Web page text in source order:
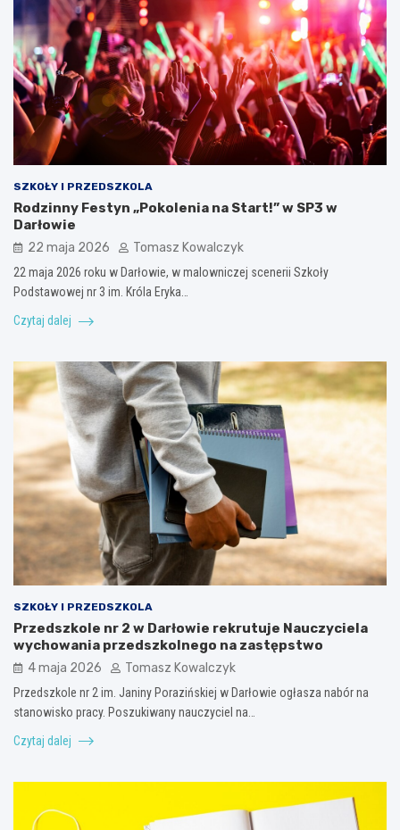
SZKOŁY I PRZEDSZKOLA
Rodzinny Festyn „Pokolenia na Start!” w SP3 w
Darłowie
22 maja 2026 Tomasz Kowalczyk
22 maja 2026 roku w Darłowie, w malowniczej scenerii Szkoły
Podstawowej nr 3 im. Króla Eryka…
Czytaj dalej
SZKOŁY I PRZEDSZKOLA
Przedszkole nr 2 w Darłowie rekrutuje Nauczyciela
wychowania przedszkolnego na zastępstwo
4 maja 2026 Tomasz Kowalczyk
Przedszkole nr 2 im. Janiny Porazińskiej w Darłowie ogłasza nabór na
stanowisko pracy. Poszukiwany nauczyciel na…
Czytaj dalej